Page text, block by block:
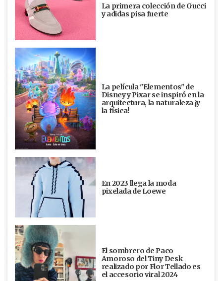
La primera colección de Gucci
y adidas pisa fuerte
La película "Elementos" de
Disney y Pixar se inspiró en la
arquitectura, la naturaleza ¡y
la física!
En 2023 llega la moda
pixelada de Loewe
El sombrero de Paco
Amoroso del Tiny Desk
realizado por Flor Tellado es
el accesorio viral 2024